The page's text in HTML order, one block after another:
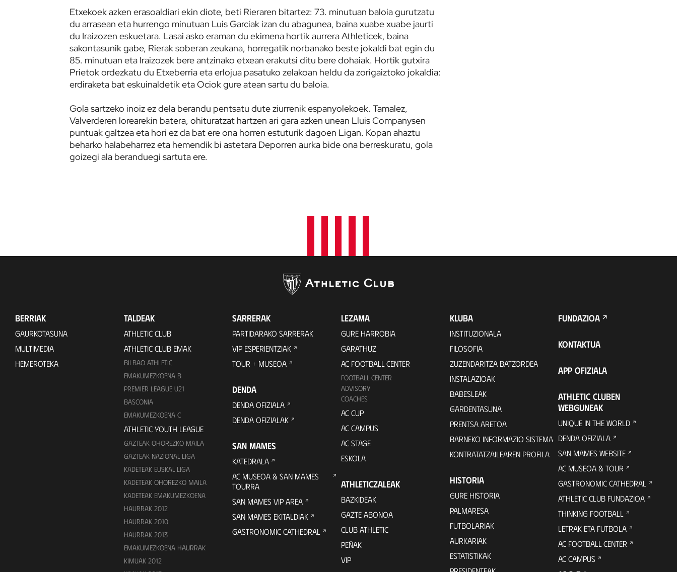
Etxekoek azken erasoaldiari ekin diote, beti Rieraren bitartez: 73. minutuan baloia gurutzatu
du arrasean eta hurrengo minutuan Luis Garciak izan du abagunea, baina xuabe xuabe jaurti
du Iraizozen eskuetara. Lasai asko eraman du ekimena hortik aurrera Athleticek, baina
sakontasunik gabe, Rierak soberan zeukana, horregatik norbanako beste jokaldi bat egin du
85. minutuan eta Iraizozek bere antzinako etxean erakutsi ditu bere dohaiak. Hortik gutxira
Prietok ordezkatu du Etxeberria eta erlojua pasatuko zelakoan heldu da zorigaiztoko jokaldia:
erdiraketa bat eskuinaldetik eta Ociok gure atean sartu du baloia.
Gola sartzeko inoiz ez dela berandu pentsatu dute ziurrenik espanyolekoek. Tamalez,
Valverderen lorearekin batera, ohituratzat hartzen ari gara azken unean Lluis Companysen
puntuak galtzea eta hori ez da bat ere ona horren estuturik dagoen Ligan. Kopan ahaztu
beharko halabeharrez eta hemendik bi astetara Deporren aurka bide ona berreskuratu, gola
goizegi ala beranduegi sartuta ere.
BERRIAK
GAURKOTASUNA
MULTIMEDIA
HEMEROTEKA
TALDEAK
ATHLETIC CLUB
ATHLETIC CLUB EMAK
BILBAO ATHLETIC
EMAKUMEZKOENA B
PREMIER LEAGUE U21
BASCONIA
EMAKUMEZKOENA C
ATHLETIC YOUTH LEAGUE
GAZTEAK OHOREZKO MAILA
GAZTEAK NAZIONAL LIGA
KADETEAK EUSKAL LIGA
KADETEAK OHOREZKO MAILA
KADETEAK EMAKUMEZKOENA
HAURRAK 2012
HAURRAK 2010
HAURRAK 2013
EMAKUMEZKOENA HAURRAK
KIMUAK 2012
SARRERAK
PARTIDARAKO SARRERAK
VIP ESPERIENTZIAK
TOUR + MUSEOA
DENDA
DENDA OFIZIALA
DENDA OFIZIALAK
SAN MAMES
KATEDRALA
AC MUSEOA & SAN MAMES
TOURRA
SAN MAMES VIP AREA
SAN MAMES EKITALDIAK
GASTRONOMIC CATHEDRAL
LEZAMA
GURE HARROBIA
GARATHUZ
AC FOOTBALL CENTER
FOOTBALL CENTER
ADVISORY
COACHES
AC CUP
AC CAMPUS
AC STAGE
ESKOLA
ATHLETICZALEAK
BAZKIDEAK
GAZTE ABONOA
CLUB ATHLETIC
PEÑAK
VIP
KLUBA
INSTITUZIONALA
FILOSOFIA
ZUZENDARITZA BATZORDEA
INSTALAZIOAK
BABESLEAK
GARDENTASUNA
PRENTSA ARETOA
BARNEKO INFORMAZIO SISTEMA
KONTRATATZAILEAREN PROFILA
HISTORIA
GURE HISTORIA
PALMARESA
FUTBOLARIAK
AURKARIAK
ESTATISTIKAK
FUNDAZIOA
KONTAKTUA
APP OFIZIALA
ATHLETIC CLUBEN
WEBGUNEAK
UNIQUE IN THE WORLD
DENDA OFIZIALA
SAN MAMES WEBSITE
AC MUSEOA & TOUR
GASTRONOMIC CATHEDRAL
ATHLETIC CLUB FUNDAZIOA
THINKING FOOTBALL
LETRAK ETA FUTBOLA
AC FOOTBALL CENTER
AC CAMPUS